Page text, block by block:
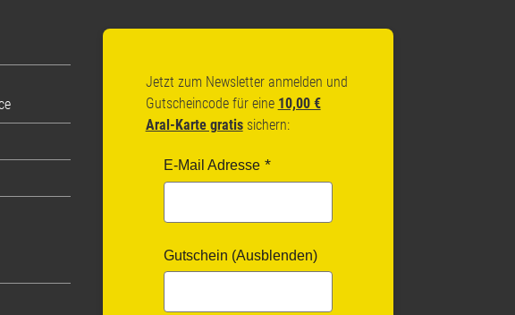
Jetzt zum Newsletter anmelden und
Gutscheincode für eine 10,00 €
Aral-Karte gratissichern:
E-Mail Adresse
Gutschein (Ausblenden)